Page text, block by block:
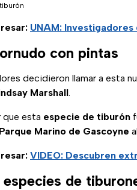
UNAM:
con pintas
decidieron llamar a esta
Marshall
que esta especie de tiburón
Parque Marino de Gascoyne
VIDEO: Descubren
de